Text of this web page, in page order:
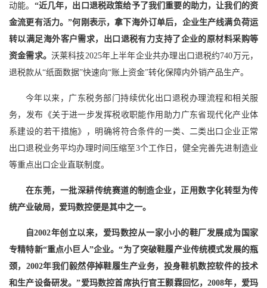
动能。 “近几年，出口退税政策给予了我们重要的助力，让我们的资
金流更有活力。”何刚表示，拿下海外订单后，企业生产线满负荷运
转以满足海外客户需求，出口退税有力支持了企业的原材料采购等
资金需求。 沃莱科技2025年上半年企业共办理出口退税约740万元，
退税款从“纸面数据”快速向“账上资金”转化保障内外销产品生产。
今年以来，广东税务部门持续优化出口退税办理流程和相关服
务，发布《关于进一步发挥税收职能作用助力广东省现代化产业体
系建设的若干措施》，明确将符合条件的一类、二类出口企业正常
出口退税业务平均办理时间压缩至3个工作日，健全完善先进制造业
等重点出口企业直联制度。
在东莞，一批深耕传统赛道的制造企业，正用数字化转型为传
统产业破局，爱玛数控便是其中之一。
自2002年创立以来，爱玛数控从一家小小的鞋厂发展成为国家
专精特新“重点小巨人”企业。“为了突破鞋履产业传统模式发展的瓶
颈，2002年我们毅然停掉鞋履生产业务，投身鞋机数控软件的技术
和生产设备研发。”爱玛数控首席执行官王颢霖回忆，2008年，爱玛